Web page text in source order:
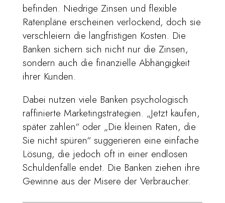
befinden. Niedrige Zinsen und flexible
Ratenpläne erscheinen verlockend, doch sie
verschleiern die langfristigen Kosten. Die
Banken sichern sich nicht nur die Zinsen,
sondern auch die finanzielle Abhängigkeit
ihrer Kunden.
Dabei nutzen viele Banken psychologisch
raffinierte Marketingstrategien. „Jetzt kaufen,
später zahlen“ oder „Die kleinen Raten, die
Sie nicht spüren“ suggerieren eine einfache
Lösung, die jedoch oft in einer endlosen
Schuldenfalle endet. Die Banken ziehen ihre
Gewinne aus der Misere der Verbraucher.